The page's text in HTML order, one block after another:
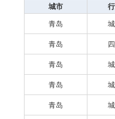
城市
青岛
青岛
青岛
青岛
青岛